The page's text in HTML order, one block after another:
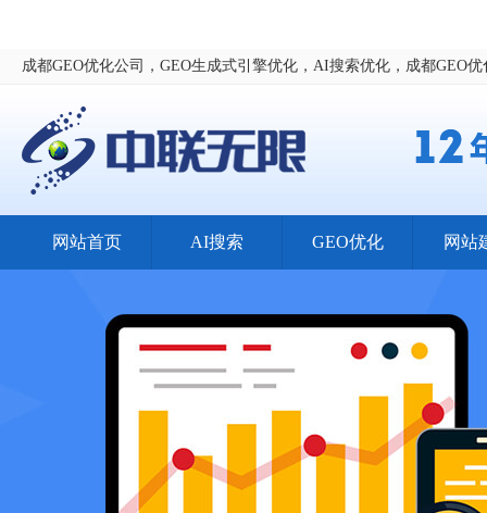
成都GEO优化公司，GEO生成式引擎优化，AI搜索优化，成都GEO
网站首页 AI搜索 GEO优化 网站